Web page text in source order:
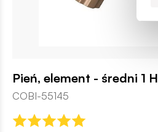
Pień, element - średni 1 H
COBI-55145